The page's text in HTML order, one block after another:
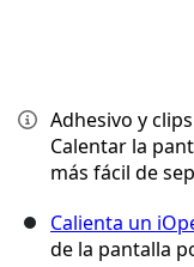
Adhesivo y
Calentar la
más fácil de
Calienta un
de la pantalla